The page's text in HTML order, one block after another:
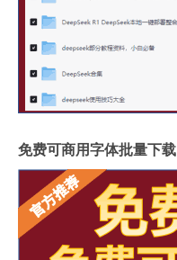
免费可商用字体批量下载